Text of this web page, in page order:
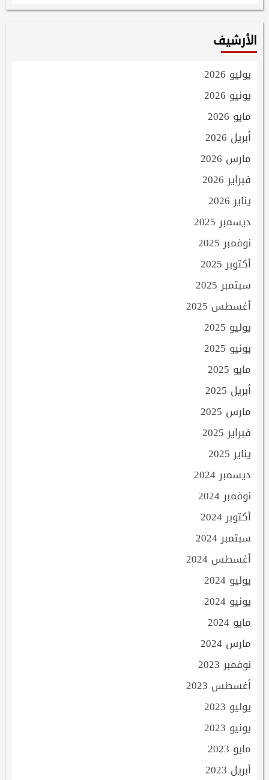
الأرشيف
يوليو 2026
يونيو 2026
مايو 2026
أبريل 2026
مارس 2026
فبراير 2026
يناير 2026
ديسمبر 2025
نوفمبر 2025
أكتوبر 2025
سبتمبر 2025
أغسطس 2025
يوليو 2025
يونيو 2025
مايو 2025
أبريل 2025
مارس 2025
فبراير 2025
يناير 2025
ديسمبر 2024
نوفمبر 2024
أكتوبر 2024
سبتمبر 2024
أغسطس 2024
يوليو 2024
يونيو 2024
مايو 2024
مارس 2024
نوفمبر 2023
أغسطس 2023
يوليو 2023
يونيو 2023
مايو 2023
أبريل 2023